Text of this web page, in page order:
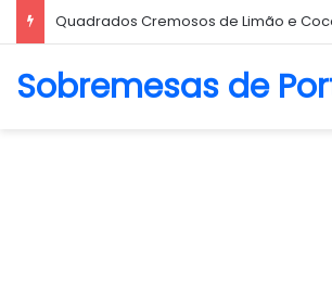
Biscoito Amanteigado
Sobremesas de